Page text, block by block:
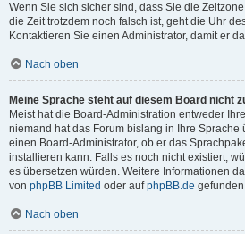
Wenn Sie sich sicher sind, dass Sie die
die Zeit trotzdem noch falsch ist, geht die Uhr
Kontaktieren Sie einen Administrator, damit er
Nach oben
Meine Sprache steht auf diesem Board nicht
Meist hat die Board-Administration entweder
niemand hat das Forum bislang in Ihre Sprache
einen Board-Administrator, ob er das
installieren kann. Falls es noch nicht existiert,
es übersetzen würden. Weitere Informationen
von phpBB Limited oder aufphpBB.de
Nach oben